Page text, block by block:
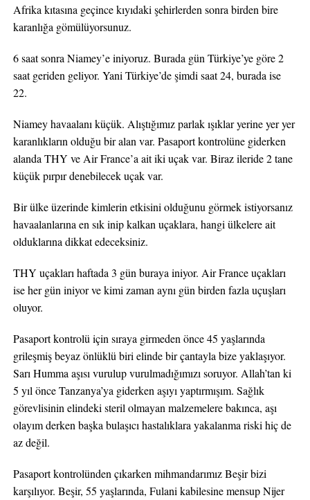
Afrika kıtasına geçince kıyıdaki şehirlerden sonra birden bire
karanlığa gömülüyorsunuz.
6 saat sonra Niamey’e iniyoruz. Burada gün Türkiye’ye göre 2
saat geriden geliyor. Yani Türkiye’de şimdi saat 24, burada ise
22.
Niamey havaalanı küçük. Alıştığımız parlak ışıklar yerine yer yer
karanlıkların olduğu bir alan var. Pasaport kontrolüne giderken
alanda THY ve Air France’a ait iki uçak var. Biraz ileride 2 tane
küçük pırpır denebilecek uçak var.
Bir ülke üzerinde kimlerin etkisini olduğunu görmek istiyorsanız
havaalanlarına en sık inip kalkan uçaklara, hangi ülkelere ait
olduklarına dikkat edeceksiniz.
THY uçakları haftada 3 gün buraya iniyor. Air France uçakları
ise her gün iniyor ve kimi zaman aynı gün birden fazla uçuşları
oluyor.
Pasaport kontrolü için sıraya girmeden önce 45 yaşlarında
grileşmiş beyaz önlüklü biri elinde bir çantayla bize yaklaşıyor.
Sarı Humma aşısı vurulup vurulmadığımızı soruyor. Allah’tan ki
5 yıl önce Tanzanya’ya giderken aşıyı yaptırmışım. Sağlık
görevlisinin elindeki steril olmayan malzemelere bakınca, aşı
olayım derken başka bulaşıcı hastalıklara yakalanma riski hiç de
az değil.
Pasaport kontrolünden çıkarken mihmandarımız Beşir bizi
karşılıyor. Beşir, 55 yaşlarında, Fulani kabilesine mensup Nijer